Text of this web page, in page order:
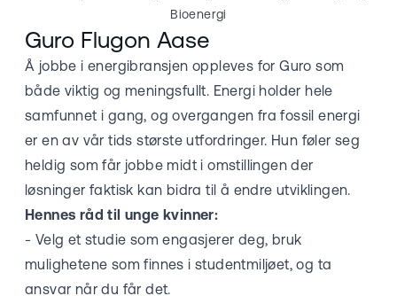
Guro Flugon Aase
Å jobbe i energibransjen oppleves for Guro som
både viktig og meningsfullt. Energi holder hele
samfunnet i gang, og overgangen fra fossil energi
er en av vår tids største utfordringer. Hun føler seg
heldig som får jobbe midt i omstillingen der
løsninger faktisk kan bidra til å endre utviklingen.
Hennes råd til unge kvinner:
- Velg et studie som engasjerer deg, bruk
mulighetene som finnes i studentmiljøet, og ta
ansvar når du får det.
Bioenergi